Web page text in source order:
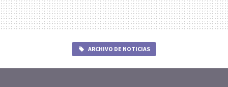
ARCHIVO DE NOTICIAS